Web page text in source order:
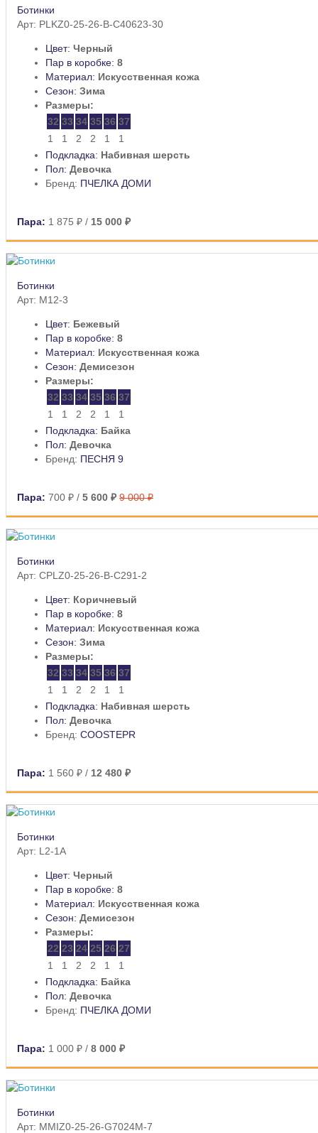
Ботинки
Арт: PLKZ0-25-26-B-C40623-30
Цвет: Черный
Пар в коробке: 8
Материал: Искусственная кожа
Сезон: Зима
Размеры:
32 33 34 35 36 37
1
1 2 2 1
1
Подкладка: Набивная шерсть
Пол: Девочка
Бренд: ПЧЕЛКА ДОМИ
Пара: 1 875 ₽ / 15 000 ₽
Ботинки
Арт: M12-3
Цвет: Бежевый
Пар в коробке: 8
Материал: Искусственная кожа
Сезон: Демисезон
Размеры:
32 33 34 35 36 37
1
1 2 2 1
1
Подкладка: Байка
Пол: Девочка
Бренд: ПЕСНЯ 9
Пара: 700 ₽ / 5 600 ₽ 9 000 ₽
Ботинки
Арт: CPLZ0-25-26-B-C291-2
Цвет: Коричневый
Пар в коробке: 8
Материал: Искусственная кожа
Сезон: Зима
Размеры:
32 33 34 35 36 37
1
1 2 2 1
1
Подкладка: Набивная шерсть
Пол: Девочка
Бренд: COOSTEPR
Пара: 1 560 ₽ / 12 480 ₽
Ботинки
Арт: L2-1A
Цвет: Черный
Пар в коробке: 8
Материал: Искусственная кожа
Сезон: Демисезон
Размеры:
22 23 24 25 26 27
1
1 2 2 1
1
Подкладка: Байка
Пол: Девочка
Бренд: ПЧЕЛКА ДОМИ
Пара: 1 000 ₽ / 8 000 ₽
Ботинки
Арт: MMIZ0-25-26-G7024M-7